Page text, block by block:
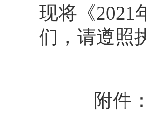
现将《2021
们，请遵照
附件：